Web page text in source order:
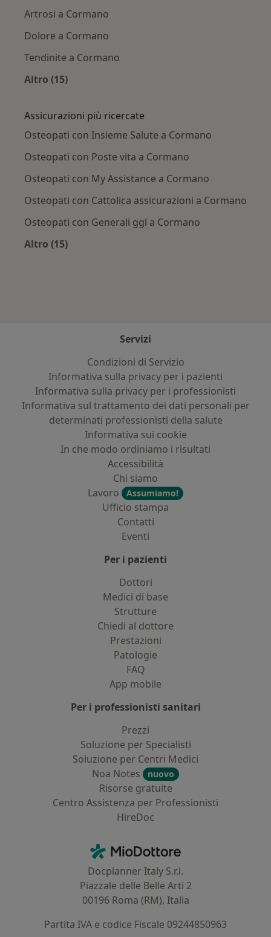
Artrosi a Cormano
Dolore a Cormano
Tendinite a Cormano
Altro (15)
Assicurazioni più ricercate
Osteopati con Insieme Salute a Cormano
Osteopati con Poste vita a Cormano
Osteopati con My Assistance a Cormano
Osteopati con Cattolica assicurazioni a Cormano
Osteopati con Generali ggl a Cormano
Altro (15)
Servizi
Condizioni di Servizio
Informativa sulla privacy per i pazienti
Informativa sulla privacy per i professionisti
Informativa sul trattamento dei dati personali per
determinati professionisti della salute
Informativa sui cookie
In che modo ordiniamo i risultati
Accessibilità
Chi siamo
Lavoro
Assumiamo!
Ufficio stampa
Contatti
Eventi
Per i pazienti
Dottori
Medici di base
Strutture
Chiedi al dottore
Prestazioni
Patologie
FAQ
App mobile
Per i professionisti sanitari
Prezzi
Soluzione per Specialisti
Soluzione per Centri Medici
Noa Notes
nuovo
Risorse gratuite
Centro Assistenza per Professionisti
HireDoc
MioDottore - Homepage
Docplanner Italy S.r.l.
Piazzale delle Belle Arti 2
00196 Roma (RM), Italia
Partita IVA e codice Fiscale 09244850963